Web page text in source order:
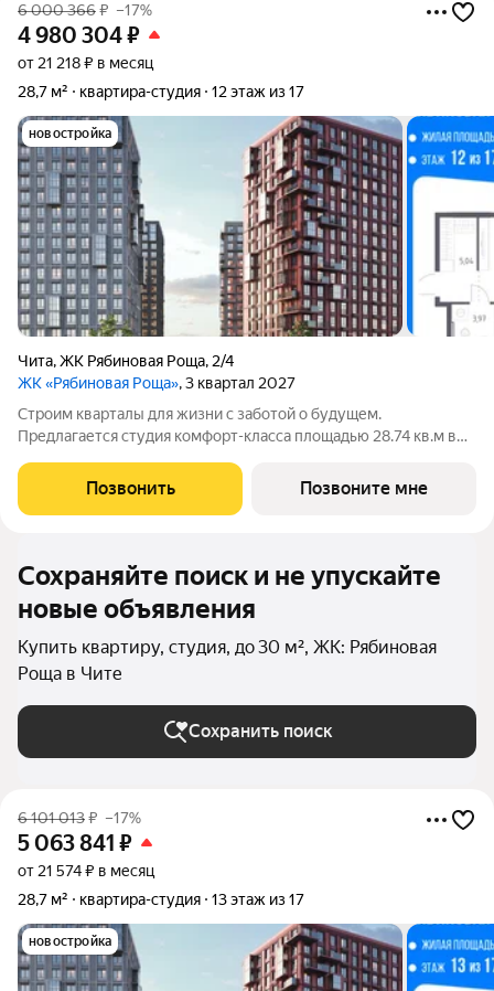
6 000 366₽ –17%
4 980 304₽
от 21 218 ₽ в месяц
28,7 м²
квартира-студия 12 этаж из 17
новостройка
Чита,ЖК Рябиновая Роща, 2/4
ЖК «Рябиновая Роща», 3 квартал 2027
Строим кварталы для жизни с заботой о будущем.
Предлагается студия комфорт-класса площадью 28.74 кв.м в
комплексе "Рябиновая Роща".Квартиры без отделки.
Доступность опции "отделка" и
Позвонить Позвоните мне
Сохраняйте поиск и не упускайте
новые объявления
Купить квартиру, студия, до 30 м², ЖК: Рябиновая
Роща в Чите
Сохранить поиск
6 101 013₽ –17%
5 063 841 ₽
от 21 574 ₽ в месяц
28,7 м²
квартира-студия 13 этаж из 17
новостройка